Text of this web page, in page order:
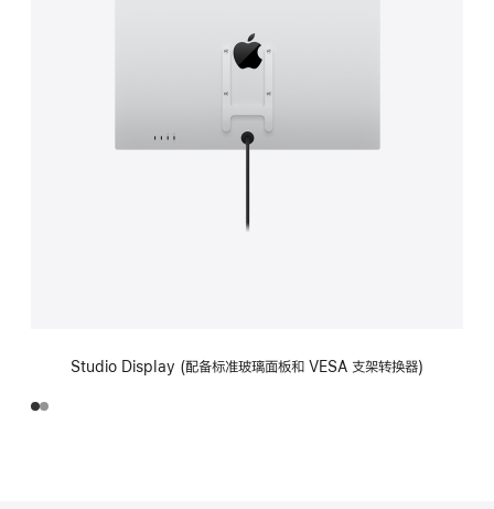
Studio Display (配备标准玻璃面板和 VESA 支架转换器)